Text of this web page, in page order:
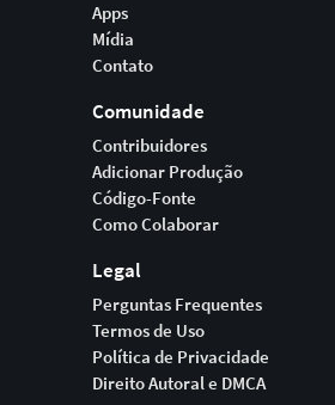
Apps
Mídia
Contato
Comunidade
Contribuidores
Adicionar Produção
Código-Fonte
Como Colaborar
Legal
Perguntas Frequentes
Termos de Uso
Política de Privacidade
Direito Autoral e DMCA